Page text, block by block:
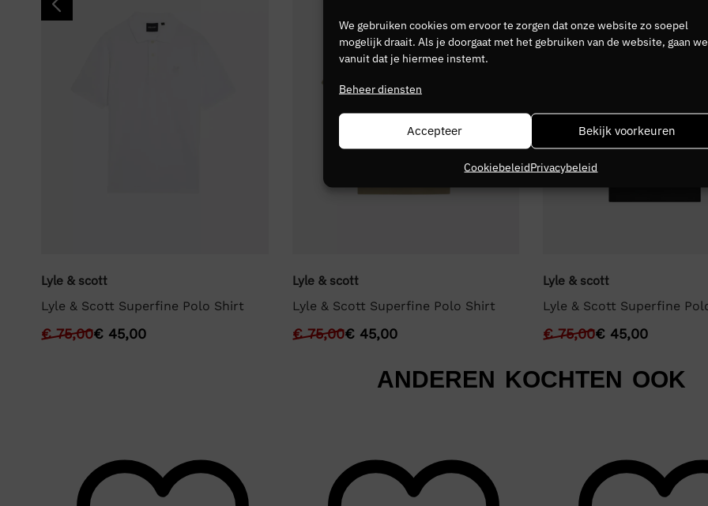
We gebruiken cookies om ervoor te zorgen dat onze website zo soepel
mogelijk draait. Als je doorgaat met het gebruiken van de website, gaan
vanuit dat je hiermee instemt.
Beheer diensten
Accepteer Bekijk voorkeuren
CookiebeleidPrivacybeleid
Lyle & scott
Lyle & Scott Superfine Polo Shirt
€75,00€ 45,00
Lyle & scott
Lyle & Scott Superfine Polo Shirt
€75,00€45,00
Lyle & scott
Lyle & Scott Superfine
€75,00€ 45,00
ANDEREN KOCHTEN OOK